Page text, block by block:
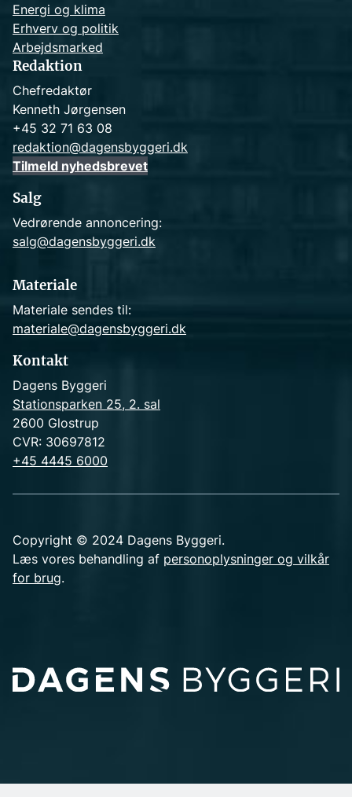
Energi og klima
Erhverv og politik
Arbejdsmarked
Redaktion
Chefredaktør
Kenneth Jørgensen
+45 32 71 63 08
redaktion@dagensbyggeri.dk
Tilmeld nyhedsbrevet
Salg
Vedrørende annoncering:
salg@dagensbyggeri.dk
Materiale
Materiale sendes til:
materiale@dagensbyggeri.dk
Kontakt
Dagens Byggeri
Stationsparken 25, 2. sal
2600 Glostrup
CVR: 30697812
+45 4445 6000
Copyright © 2024 Dagens Byggeri.
Læs vores behandling af personoplysninger og vilkår
for brug.